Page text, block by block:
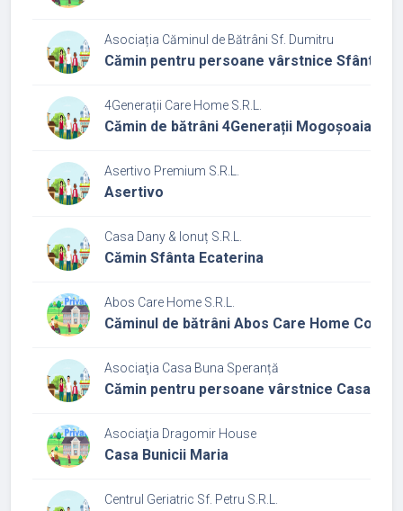
Asociația Căminul de Bătrâni Sf. Dumitru
Cămin pentru persoane vârstnice Sfântul
4Generații Care Home S.R.L.
Cămin de bătrâni 4Generații Mogoșoaia
Asertivo Premium S.R.L.
Asertivo
Casa Dany & Ionuț S.R.L.
Cămin Sfânta Ecaterina
Abos Care Home S.R.L.
Căminul de bătrâni Abos Care Home
Asociaţia Casa Buna Speranță
Cămin pentru persoane vârstnice Casa
Asociaţia Dragomir House
Casa Bunicii Maria
Centrul Geriatric Sf. Petru S.R.L.